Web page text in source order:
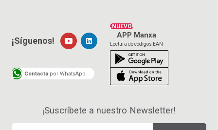
¡NUEVO!
APP Manxa
Lectura de códigos EAN
¡Síguenos!
Contacta por WhatsApp
¡Suscríbete a nuestro Newsletter!